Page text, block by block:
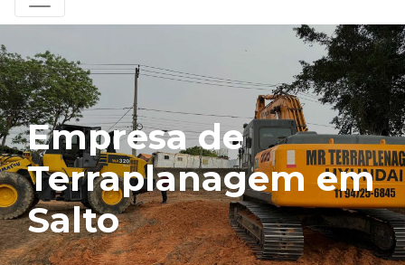
Empresa de
Terraplanagem em
Salto